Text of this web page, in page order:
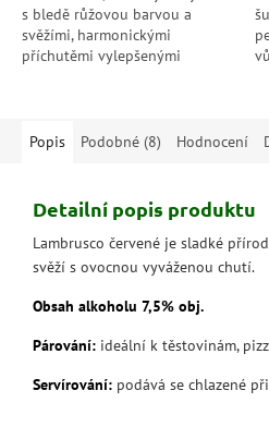
s bledě růžovou barvou a
svěžími, harmonickými
příchutěmi vylepšenými
Popis
Podobné (8) Hodnocení
Detailní popis produktu
Lambrusco červené je sladké
svěží s ovocnou vyváženou chutí.
Obsah alkoholu 7,5% obj.
Párování: ideální k těstovinám,
Servírování: podává se chlazené